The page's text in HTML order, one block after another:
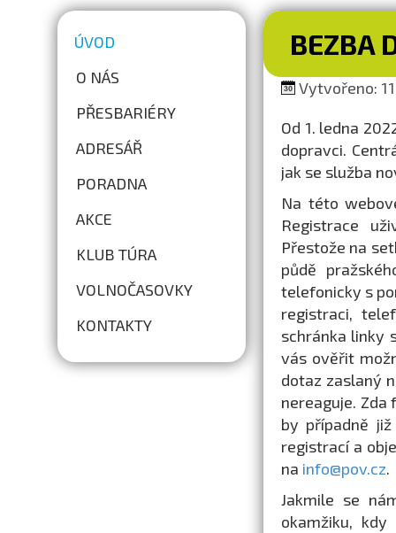
ÚVOD
O NÁS
PŘESBARIÉRY
ADRESÁŘ
PORADNA
AKCE
KLUB TÚRA
VOLNOČASOVKY
KONTAKTY
BEZBA
Vytvořeno:
Od 1. ledna
dopravci.
jak se služba
Na této
Registrace
Přestože na
půdě
telefonicky s
registraci,
schránka linky
vás ověřit
dotaz zaslaný
nereaguje.
by případně
registrací a
na info@pov.cz.
Jakmile se
okamžiku,